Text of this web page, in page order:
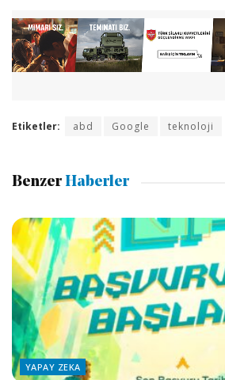
Etiketler: abd Google teknoloji
Benzer Haberler
YAPAY ZEKA